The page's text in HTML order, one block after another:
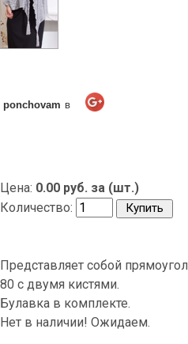
ponchovam в
Цена: 0.00 руб. за (шт.)
Количество:
Представляет собой
80 с двумя кистями.
Булавка в комплекте.
Нет в наличии! Ожидаем.